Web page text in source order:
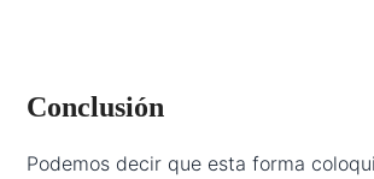
Conclusión
Podemos decir que esta forma